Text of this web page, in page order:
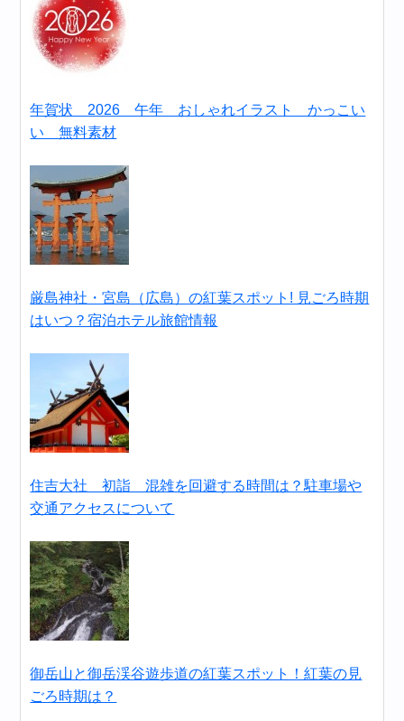
年賀状 2026 午年 おしゃれイラスト かっこい
い 無料素材
厳島神社・宮島（広島）の紅葉スポット! 見ごろ時期
はいつ？宿泊ホテル旅館情報
住吉大社 初詣 混雑を回避する時間は？駐車場や
交通アクセスについて
御岳山と御岳渓谷遊歩道の紅葉スポット！紅葉の見
ごろ時期は？